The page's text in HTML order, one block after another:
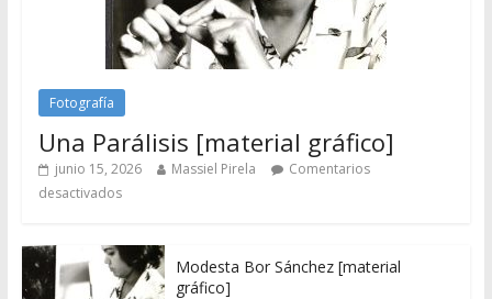
Fotografía
Una Parálisis [material gráfico]
junio 15, 2026 Massiel Pirela
Comentarios
desactivados
Modesta Bor Sánchez [material
gráfico]